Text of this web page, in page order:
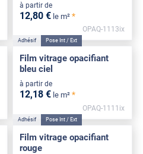
à partir de
12,80 € le m² *
OPAQ-1113ix
Adhésif Pose Int / Ext
Film vitrage opacifiant
bleu ciel
à partir de
12,18 € le m² *
OPAQ-1111ix
Adhésif Pose Int / Ext
Film vitrage opacifiant
rouge